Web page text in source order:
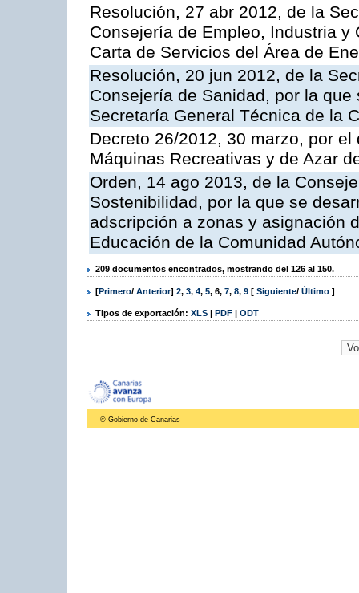
Resolución, 27 abr 2012, de la
Consejería de Empleo, Industria
Carta de Servicios del Área de
Resolución, 20 jun 2012, de la
Consejería de Sanidad, por la
Secretaría General Técnica de la
Decreto 26/2012, 30 marzo, por
Máquinas Recreativas y de Azar
Orden, 14 ago 2013, de la
Sostenibilidad, por la que se
adscripción a zonas y asignación
Educación de la Comunidad
209 documentos encontrados, mostrando del 126 al 150.
[Primero/ Anterior] 2, 3, 4, 5, 6, 7, 8, 9 [ Siguiente/ Último ]
Tipos de exportación: XLS | PDF | ODT
© Gobierno de Canarias